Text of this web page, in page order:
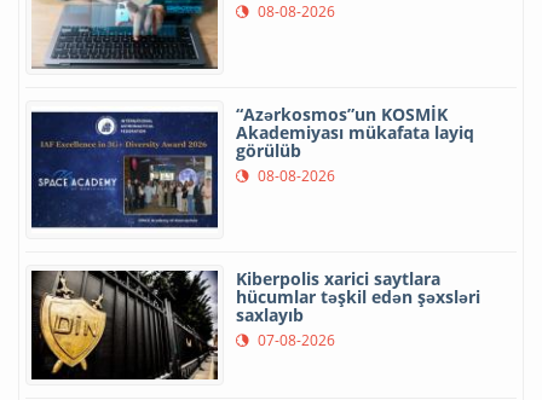
08-08-2026
“Azərkosmos”un KOSMİK
Akademiyası mükafata layiq
görülüb
08-08-2026
Kiberpolis xarici saytlara
hücumlar təşkil edən şəxsləri
saxlayıb
07-08-2026